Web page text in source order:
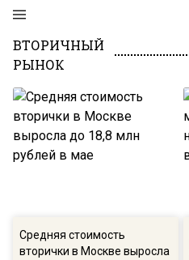
ВТОРИЧНЫЙ
РЫНОК
Средняя стоимость
вторички в Москве выросла